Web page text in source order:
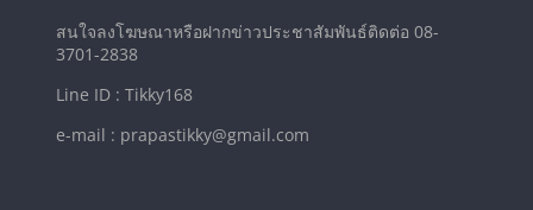
สนใจลงโฆษณาหรือฝากข่าวประชาสัมพันธ์ติดต่อ 08-
3701-2838
Line ID : Tikky168
e-mail : prapastikky@gmail.com